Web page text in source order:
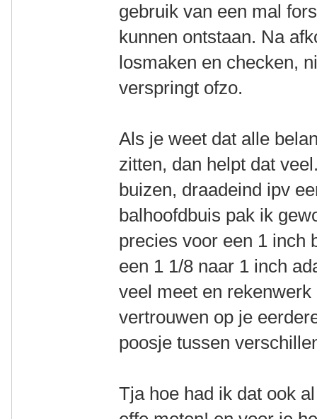
gebruik van een mal
kunnen ontstaan. Na
losmaken en checken,
verspringt ofzo.
Als je weet dat alle
zitten, dan helpt dat
buizen, draadeind ipv
balhoofdbuis pak ik
precies voor een 1 inch
een 1 1/8 naar 1 inch
veel meet en
vertrouwen op je
poosje tussen
Tja hoe had ik dat ook